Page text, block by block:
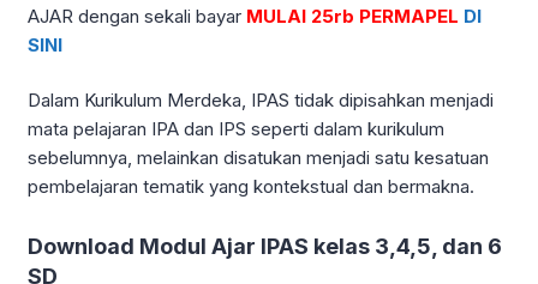
AJAR dengan sekali bayar MULAI 25rb PERMAPEL DI
SINI
Dalam Kurikulum Merdeka, IPAS tidak dipisahkan menjadi
mata pelajaran IPA dan IPS seperti dalam kurikulum
sebelumnya, melainkan disatukan menjadi satu kesatuan
pembelajaran tematik yang kontekstual dan bermakna.
Download Modul Ajar IPAS kelas 3,4,5, dan 6
SD